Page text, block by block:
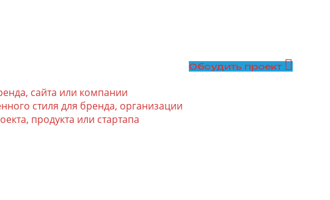
сайта или компании
стиля для бренда, организации
продукта или стартапа
Обсудить проект